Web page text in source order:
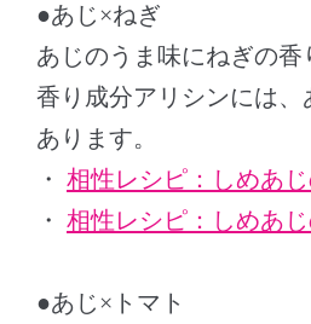
●あじ×ねぎ
あじのうま味にねぎの
香り成分アリシンには
あります。
・ 相性レシピ：しめあ
・ 相性レシピ：しめあ
●あじ×トマト